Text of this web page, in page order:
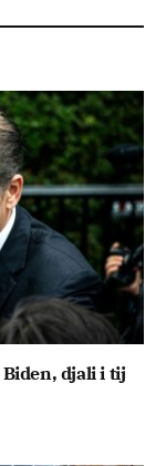
Biden, djali i tij